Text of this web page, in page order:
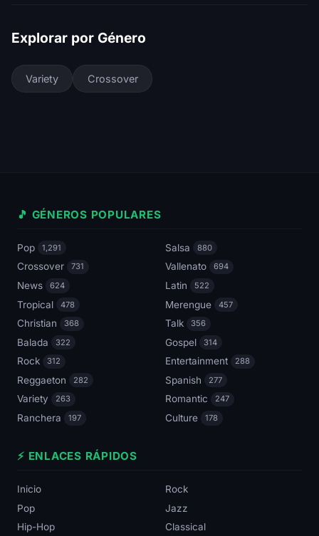
Explorar por Género
Variety Crossover
🎵 GÉNEROS POPULARES
Pop 1,291 Salsa 880
Crossover 731 Vallenato 694
News 624 Latin 522
Tropical 478 Merengue 457
Christian 368 Talk 356
Balada 322 Gospel 314
Rock 312 Entertainment 288
Reggaeton 282 Spanish 277
Variety 263 Romantic 247
Ranchera 197 Culture 178
⚡ ENLACES RÁPIDOS
Inicio
Rock
Pop
Jazz
Hip-Hop
Classical